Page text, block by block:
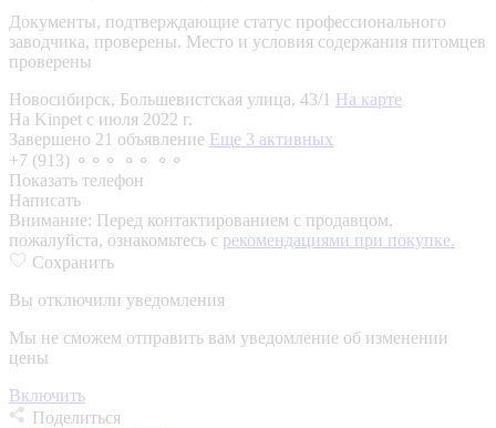
Документы, подтверждающие статус профессионального
заводчика, проверены. Место и условия содержания питомцев
проверены
Новосибирск, Большевистская улица, 43/1 На карте
На Kinpet c июля 2022 г.
Завершено 21 объявление Еще 3 активных
+7 (913) ⚬⚬⚬ ⚬⚬ ⚬⚬
Показать телефон
Написать
Внимание: Перед контактированием с продавцом,
пожалуйста, ознакомьтесь с рекомендациями при покупке.
Сохранить
Вы отключили уведомления
Мы не сможем отправить вам уведомление об изменении
цены
Включить
Поделиться